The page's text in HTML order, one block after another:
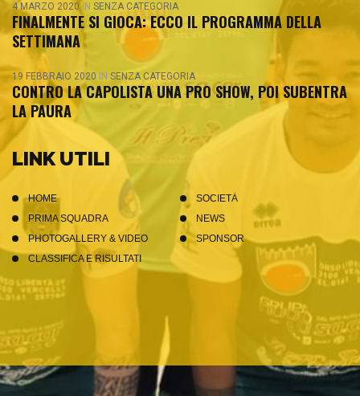
4 MARZO 2020 IN SENZA CATEGORIA
FINALMENTE SI GIOCA: ECCO IL PROGRAMMA DELLA
SETTIMANA
19 FEBBRAIO 2020 IN SENZA CATEGORIA
CONTRO LA CAPOLISTA UNA PRO SHOW, POI SUBENTRA
LA PAURA
LINK UTILI
HOME
SOCIETÀ
PRIMA SQUADRA
NEWS
PHOTOGALLERY & VIDEO
SPONSOR
CLASSIFICA E RISULTATI